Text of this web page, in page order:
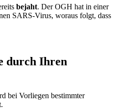
bejaht. Der OGH hat in einer
SARS-Virus, woraus folgt, dass
durch Ihren
bei Vorliegen bestimmter